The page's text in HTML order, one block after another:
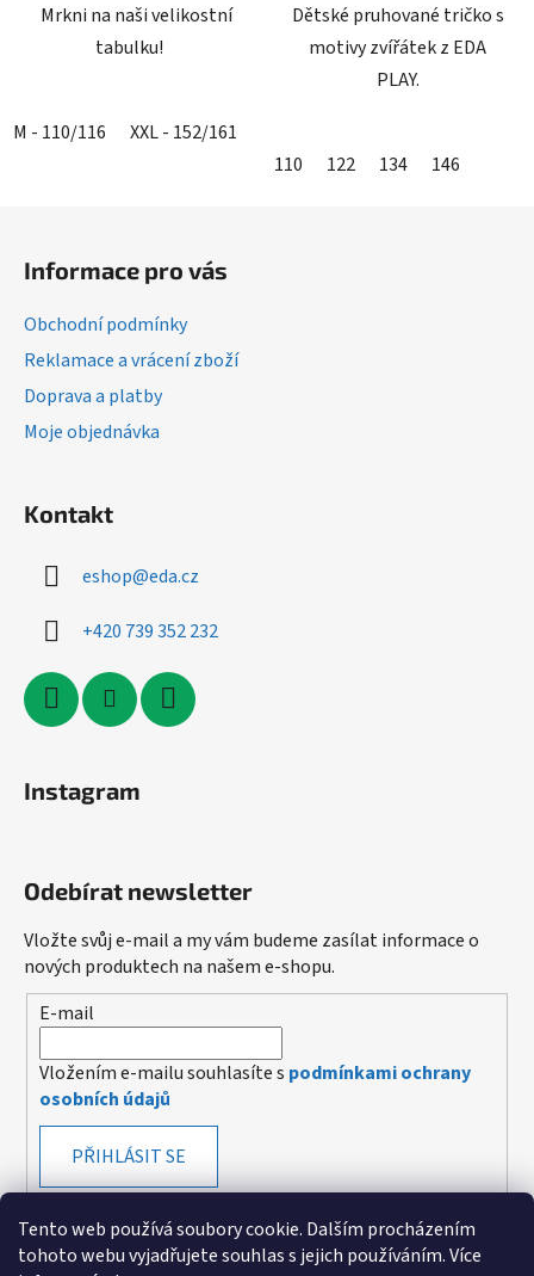
Tento web používá soubory cookie. Dalším procházením
tohoto webu vyjadřujete souhlas s jejich používáním. Více
Mrkni na naši velikostní
tabulku!
M - 110/116 XXL - 152/161
Dětské pruhované tričko s
motivy zvířátek z EDA
PLAY.
110 122 134 146
Informace pro vás
Obchodní podmínky
Reklamace a vrácení zboží
Doprava a platby
Moje objednávka
Kontakt
eshop@eda.cz
+420 739 352 232
Instagram
Odebírat newsletter
Vložte svůj e-mail a my vám budeme zasílat informace o
nových produktech na našem e-shopu.
E-mail
Vložením e-mailu souhlasíte s podmínkami ochrany
osobních údajů
PŘIHLÁSIT SE